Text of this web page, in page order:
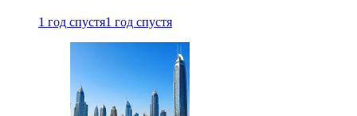
1 год спустя1 год спустя